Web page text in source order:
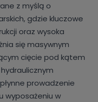
z myślą o
gdzie kluczowe
oraz wysoka
się masywnym
cięcie pod kątem
prowadzenie
wyposażeniu w